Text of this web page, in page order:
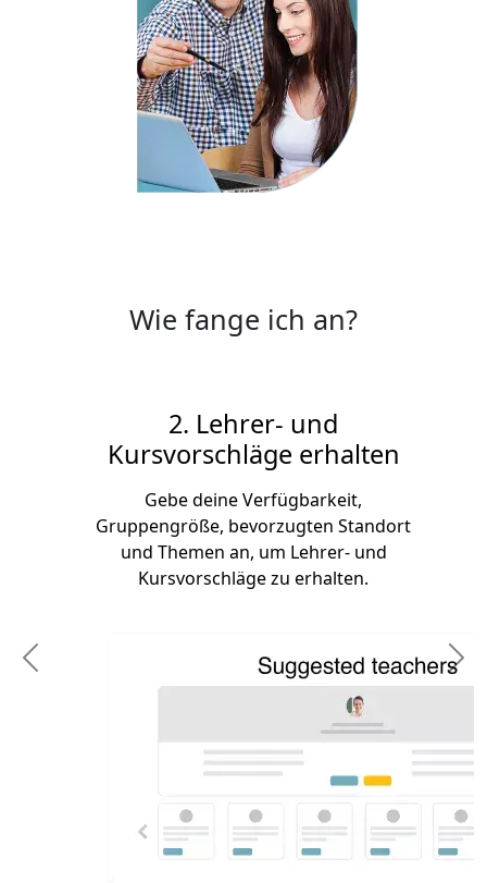
Wie fange ich an?
2. Lehrer- und
Kursvorschläge erhalten
Gebe deine Verfügbarkeit,
Gruppengröße, bevorzugten Standort
und Themen an, um Lehrer- und
Kursvorschläge zu erhalten.
Previous